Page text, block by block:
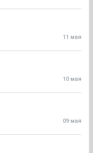
11 мая
10 мая
09 мая